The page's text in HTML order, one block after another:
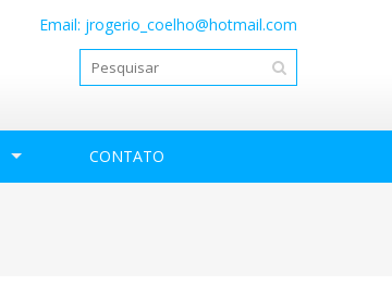
Email: jrogerio_coelho@hotmail.com
CONTATO